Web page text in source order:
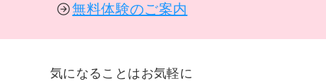
無料体験のご案内
気になることはお気軽に